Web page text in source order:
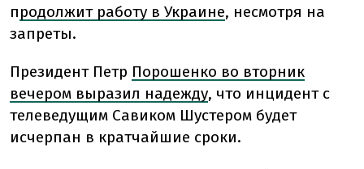
продолжит работу в Украине, несмотря на
запреты.
Президент Петр Порошенко во вторник
вечером выразил надежду, что инцидент с
телеведущим Савиком Шустером будет
исчерпан в кратчайшие сроки.